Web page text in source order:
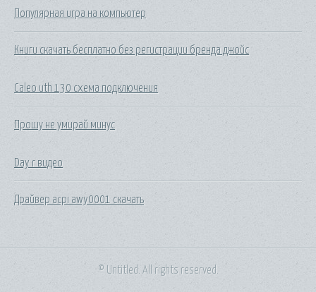
Популярная игра на компьютер
Книги скачать бесплатно без регистрации бренда джойс
Caleo uth 130 схема подключения
Прошу не умирай минус
Day r видео
Драйвер acpi awy0001 скачать
© Untitled. All rights reserved.